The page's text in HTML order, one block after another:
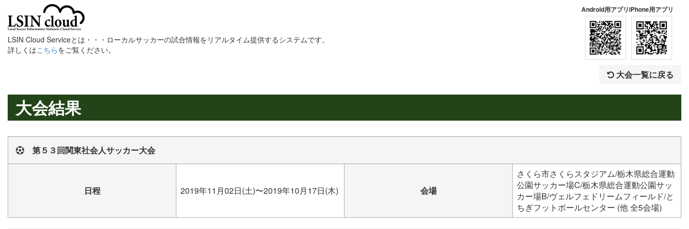
LSIN Cloud Serviceとは・・・ローカルサッカーの試合情報をリアルタイム提供するシステムです。
詳しくはこちらをご覧ください。
Android用アプリiPhone用アプリ
大会一覧に戻る
大会結果
第５３回関東社会人サッカー大会
日程 2019年11月02日(土)〜2019年10月17日(木) 会場
さくら市さくらスタジアム/栃木県総合運動
公園サッカー場C/栃木県総合運動公園サッ
カー場B/ヴェルフェドリームフィールド/と
ちぎフットボールセンター (他 全5会場)